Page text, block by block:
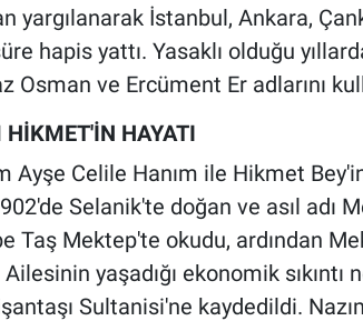
yargılanarak İstanbul, Ankara,
hapis yattı. Yasaklı olduğu
Osman ve Ercüment Er adlarını
HAYATI
Ayşe Celile Hanım ile Hikmet
Selanik'te doğan ve asıl adı
Taş Mektep'te okudu, ardından
Ailesinin yaşadığı ekonomik
Sultanisi'ne kaydedildi.